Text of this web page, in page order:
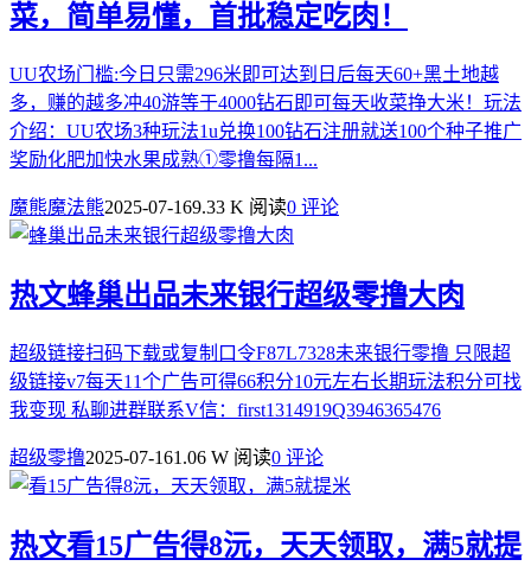
菜，简单易懂，首批稳定吃肉！
UU农场门槛:今日只需296米即可达到日后每天60+黑土地越
多，赚的越多冲40游等于4000钻石即可每天收菜挣大米！玩法
介绍：UU农场3种玩法1u兑换100钻石注册就送100个种子推广
奖励化肥加快水果成熟①零撸每隔1...
魔熊魔法熊2025-07-169.33 K 阅读0 评论
热文蜂巢出品未来银行超级零撸大肉
超级链接扫码下载或复制口令F87L7328未来银行零撸 只限超
级链接v7每天11个广告可得66积分10元左右长期玩法积分可找
我变现 私聊进群联系V信：first1314919Q3946365476
超级零撸2025-07-161.06 W 阅读0 评论
热文看15广告得8沅，天天领取，满5就提